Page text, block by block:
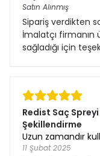
Satın Alınmış
Sipariş verdikten
İmalatçı firmanın
sağladığı için
Redist Saç Spreyi
Şekillendirme
Uzun zamandır
11 Şubat 2025